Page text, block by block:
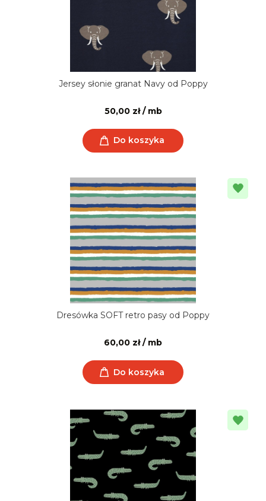
Jersey słonie granat Navy od Poppy
50,00 zł / mb
Do koszyka
Dresówka SOFT retro pasy od Poppy
60,00 zł / mb
Do koszyka